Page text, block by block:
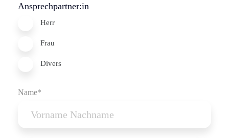
Ansprechpartner:in
Herr
Frau
Divers
Name*